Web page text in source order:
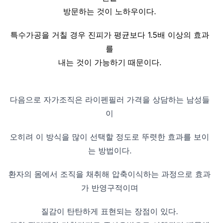
방문하는 것이 노하우이다.
특수가공을 거칠 경우 진피가 평균보다 1.5배 이상의 효과
를
내는 것이 가능하기 때문이다.
다음으로 자가조직은 라이펜필러 가격을 상담하는 남성들
이
오히려 이 방식을 많이 선택할 정도로 뚜렷한 효과를 보이
는 방법이다.
환자의 몸에서 조직을 채취해 압축이식하는 과정으로 효과
가 반영구적이며
질감이 탄탄하게 표현되는 장점이 있다.